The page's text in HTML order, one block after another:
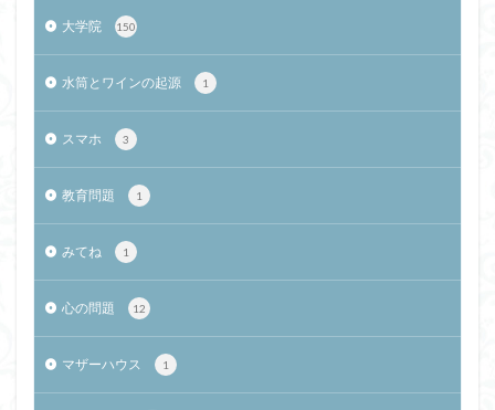
大学院 150
水筒とワインの起源 1
スマホ 3
教育問題 1
みてね 1
心の問題 12
マザーハウス 1